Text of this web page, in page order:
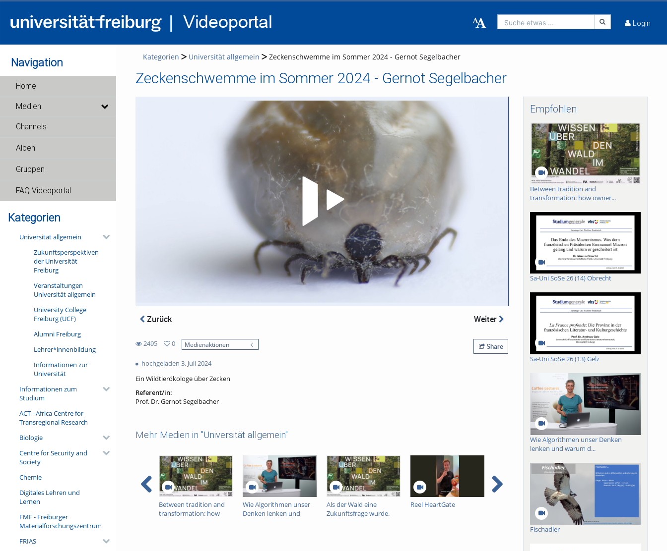
Suche etwas ... Login
Navigation
Home
Medien
Channels
Alben
Gruppen
FAQ Videoportal
Kategorien
Universität allgemein
Zukunftsperspektiven
der Universität
Freiburg
Veranstaltungen
Universität allgemein
University College
Freiburg (UCF)
Alumni Freiburg
Lehrer*innenbildung
Informationen zur
Universität
Informationen zum
Studium
ACT - Africa Centre for
Transregional Research
Biologie
Centre for Security and
Society
Chemie
Digitales Lehren und
Lernen
FMF - Freiburger
Materialforschungszentrum
FRIAS
Kategorien Universität allgemein Zeckenschwemme im Sommer 2024 - Gernot Segelbacher
Zeckenschwemme im Sommer 2024 - Gernot Segelbacher
Video abspielen
Zurück Weiter
2495
views
0
favorites
Medienaktionen
Share
hochgeladen 3. Juli 2024
Ein Wildtierökologe über Zecken
Referent/in:
Prof. Dr. Gernot Segelbacher
Mehr Medien in "Universität allgemein"
Between tradition and
transformation: how
Wie Algorithmen unser
Denken lenken und
Als der Wald eine
Zukunftsfrage wurde.
Reel HeartGate
Pestizidverordnung 3B -
Dimitry Wintermantel -
Pestizidverordnung 2B -
Dimitry Wintermantel -
mit englischen
Empfohlen
Between tradition and
transformation: how owner...
Sa-Uni SoSe 26 (14) Obrecht
Sa-Uni SoSe 26 (13) Gelz
Wie Algorithmen unser Denken
lenken und warum d...
Fischadler